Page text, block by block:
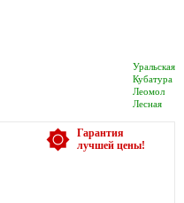
Уральская
Кубатура
Леомол
Лесная
Гарантия
лучшей цены!